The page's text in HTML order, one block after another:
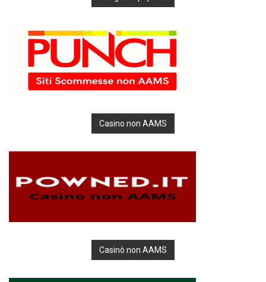
Casino non AAMS
Casinò non AAMS